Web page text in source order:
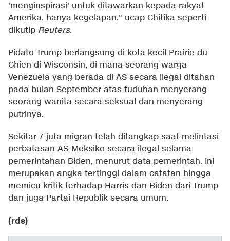
'menginspirasi' untuk ditawarkan kepada rakyat
Amerika, hanya kegelapan," ucap Chitika seperti
dikutip Reuters.
Pidato Trump berlangsung di kota kecil Prairie du
Chien di Wisconsin, di mana seorang warga
Venezuela yang berada di AS secara ilegal ditahan
pada bulan September atas tuduhan menyerang
seorang wanita secara seksual dan menyerang
putrinya.
Sekitar 7 juta migran telah ditangkap saat melintasi
perbatasan AS-Meksiko secara ilegal selama
pemerintahan Biden, menurut data pemerintah. Ini
merupakan angka tertinggi dalam catatan hingga
memicu kritik terhadap Harris dan Biden dari Trump
dan juga Partai Republik secara umum.
(rds)